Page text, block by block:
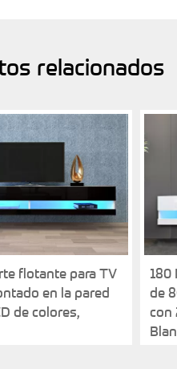
relacionados
flotante para TV
en la pared
de colores,
180
de
con